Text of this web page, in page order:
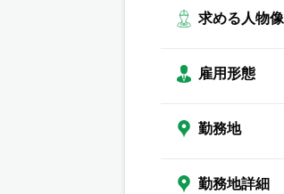
求める人物像
雇用形態
勤務地
勤務地詳細